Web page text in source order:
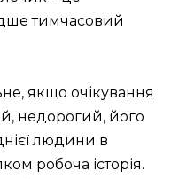
тимчасовий
якщо очікування
недорогий, його
людини в
робоча історія.